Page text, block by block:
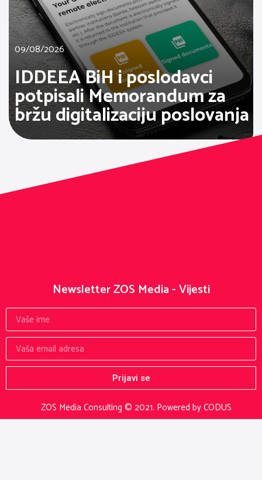
09/08/2026
IDDEEA BiH i poslodavci
potpisali Memorandum za
bržu digitalizaciju poslovanja
ZOS Media Consulting © 2021. Powered by CODUS
Newsletter ZOS Media - Vijesti
Prijavi se